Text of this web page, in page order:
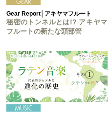
Gear Report│アキヤマフルート
秘密のトンネルとは!? アキヤマ
フルートの新たな頭部管